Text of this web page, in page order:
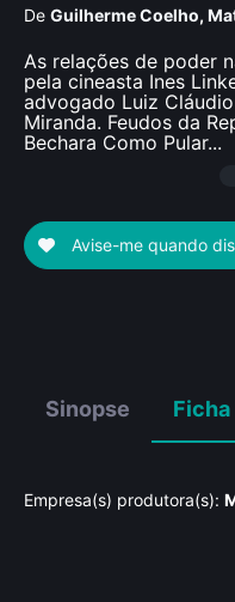
De Guilherme Coelho,
As relações de poder
pela cineasta Ines
advogado Luiz
Miranda. Feudos da
Bechara Como Pular...
Avise-me quando
Sinopse
Empresa(s) produtora(s):